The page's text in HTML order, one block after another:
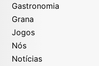
Gastronomia
Grana
Jogos
Nós
Notícias